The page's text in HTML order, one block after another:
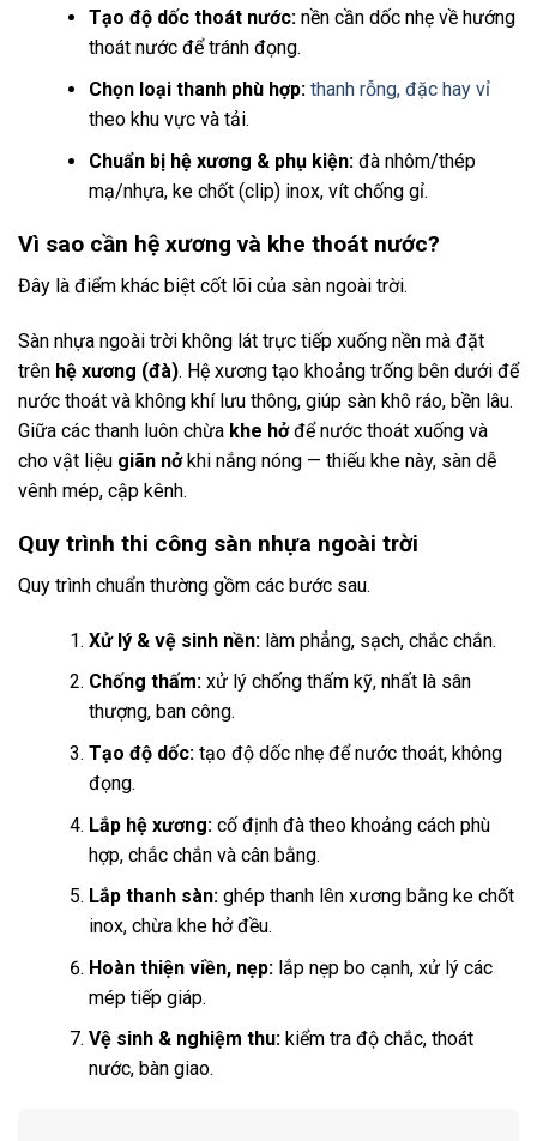
Tạo độ dốc thoát nước:nền cần dốc nhẹ về hướng
thoát nước để tránh đọng.
Chọn loại thanh phù hợp: thanh rỗng, đặc hay vỉ
theo khu vực và tải.
Chuẩn bị hệ xương & phụ kiện:đà nhôm/thép
mạ/nhựa, ke chốt (clip) inox, vít chống gỉ.
Vì sao cần hệ xương và khe thoát nước?
Đây là điểm khác biệt cốt lõi của sàn ngoài trời.
Sàn nhựa ngoài trời không lát trực tiếp xuống nền mà đặt
trên hệ xương (đà). Hệ xương tạo khoảng trống bên dưới để
nước thoát và không khí lưu thông, giúp sàn khô ráo, bền lâu.
Giữa các thanh luôn chừa khe hởđể nước thoát xuống và
cho vật liệu giãn nởkhi nắng nóng — thiếu khe này, sàn dễ
vênh mép, cập kênh.
Quy trình thi công sàn nhựa ngoài trời
Quy trình chuẩn thường gồm các bước sau.
Xử lý & vệ sinh nền:làm phẳng, sạch, chắc chắn.
Chống thấm:xử lý chống thấm kỹ, nhất là sân
thượng, ban công.
Tạo độ dốc:tạo độ dốc nhẹ để nước thoát, không
đọng.
Lắp hệ xương:cố định đà theo khoảng cách phù
hợp, chắc chắn và cân bằng.
Lắp thanh sàn:ghép thanh lên xương bằng ke chốt
inox, chừa khe hở đều.
Hoàn thiện viền, nẹp:lắp nẹp bo cạnh, xử lý các
mép tiếp giáp.
Vệ sinh & nghiệm thu:kiểm tra độ chắc, thoát
nước, bàn giao.